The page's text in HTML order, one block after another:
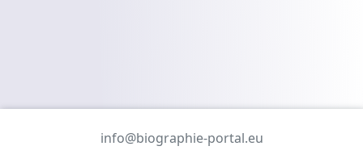
info@biographie-portal.eu